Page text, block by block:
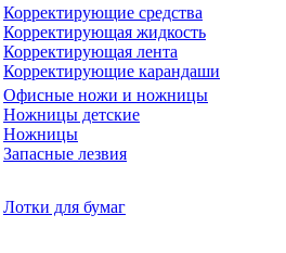
Корректирующие средства
Корректирующая жидкость
Корректирующая лента
Корректирующие карандаши
Офисные ножи и ножницы
Ножницы детские
Ножницы
Запасные лезвия
Лотки для бумаг